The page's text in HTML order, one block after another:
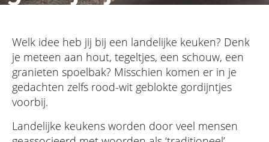
Welk idee heb jij bij een landelijke keuken? Denk
je meteen aan hout, tegeltjes, een schouw, een
granieten spoelbak? Misschien komen er in je
gedachten zelfs rood-wit geblokte gordijntjes
voorbij.
Landelijke keukens worden door veel mensen